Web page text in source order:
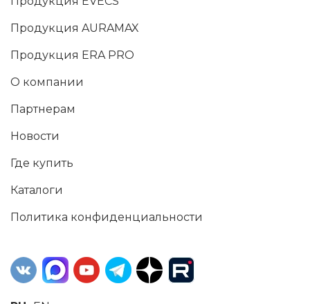
Продукция AURAMAX
Продукция ERA PRO
О компании
Партнерам
Новости
Где купить
Каталоги
Политика конфиденциальности